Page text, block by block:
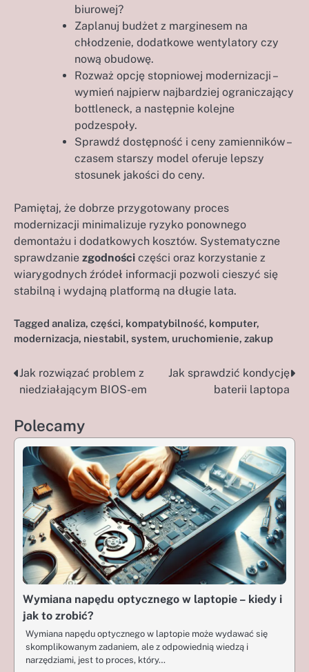
biurowej?
Zaplanuj budżet z marginesem na
chłodzenie, dodatkowe wentylatory czy
nową obudowę.
Rozważ opcję stopniowej modernizacji –
wymień najpierw najbardziej ograniczający
bottleneck, a następnie kolejne
podzespoły.
Sprawdź dostępność i ceny zamienników –
czasem starszy model oferuje lepszy
stosunek jakości do ceny.
Pamiętaj, że dobrze przygotowany proces
modernizacji minimalizuje ryzyko ponownego
demontażu i dodatkowych kosztów. Systematyczne
sprawdzanie zgodności części oraz korzystanie z
wiarygodnych źródeł informacji pozwoli cieszyć się
stabilną i wydajną platformą na długie lata.
Tagged analiza, części, kompatybilność, komputer,
modernizacja, niestabil, system, uruchomienie, zakup
Nawigacja
Jak rozwiązać problem z
niedziałającym BIOS-em
Jak sprawdzić kondycję
baterii laptopa
Polecamy
Wymiana napędu optycznego w laptopie – kiedy i
jak to zrobić?
Wymiana napędu optycznego w laptopie może wydawać się
skomplikowanym zadaniem, ale z odpowiednią wiedzą i
narzędziami, jest to proces, który…